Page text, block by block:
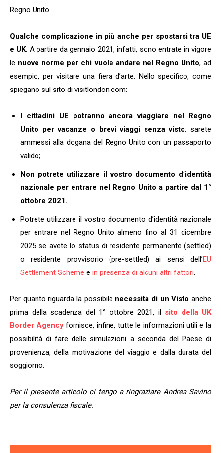
Regno Unito.
Qualche complicazione in più anche per spostarsi tra UE
e UK. A partire da gennaio 2021, infatti, sono entrate in vigore
le nuove norme per chi vuole andare nel Regno Unito, ad
esempio, per visitare una fiera d’arte. Nello specifico, come
spiegano sul sito di visitlondon.com:
I cittadini UE potranno ancora viaggiare nel Regno
Unito per vacanze o brevi viaggi senza visto: sarete
ammessi alla dogana del Regno Unito con un passaporto
valido;
Non potrete utilizzare il vostro documento d’identità
nazionale per entrare nel Regno Unito a partire dal 1°
ottobre 2021.
Potrete utilizzare il vostro documento d’identità nazionale
per entrare nel Regno Unito almeno fino al 31 dicembre
2025 se avete lo status di residente permanente (settled)
o residente provvisorio (pre-settled) ai sensi dell’EU
Settlement Scheme e in presenza di alcuni altri fattori
Per quanto riguarda la possibile necessità di un Visto anche
prima della scadenza del 1° ottobre 2021, il sito della UK
Border Agencyfornisce, infine, tutte le informazioni utili e la
possibilità di fare delle simulazioni a seconda del Paese di
provenienza, della motivazione del viaggio e dalla durata del
soggiorno.
Per il presente articolo ci tengo a ringraziare Andrea Savino
per la consulenza fiscale.